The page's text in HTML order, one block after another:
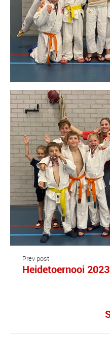
Prev post
Heidetoernooi